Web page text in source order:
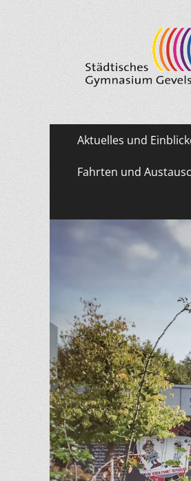
Primäres
Zum
Inhalt
springen
Aktuelles und
Fahrten und